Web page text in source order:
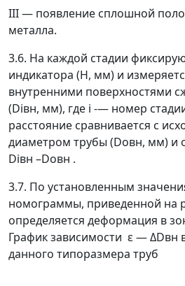
III— появление сплошной
металла.
3.6. На каждой стадии
индикатора (Н, мм) и
внутренними поверхностями
(Diвн, мм), где i -— номер
расстояние сравнивается с
диаметром трубы (Doвн, мм) и
Diвн –Doвн .
3.7. По установленным
номограммы, приведенной на
определяется деформация в
График зависимости ε—ΔDвн
данного типоразмера труб